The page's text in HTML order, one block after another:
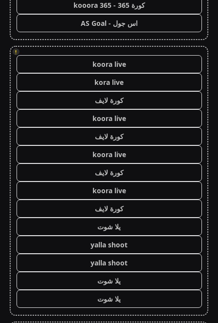
كورة 365 - kooora 365
اس جول - AS Goal
!
koora live
kora live
كورة لايف
koora live
كورة لايف
koora live
كورة لايف
koora live
كورة لايف
يلا شوت
yalla shoot
yalla shoot
يلا شوت
يلا شوت